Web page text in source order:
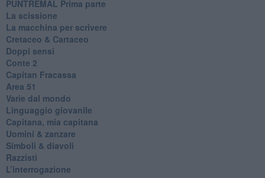
​PUNTREMAL Prima parte
La scissione
La macchina per scrivere
Cretaceo & Cartaceo
Doppi sensi
​Conte 2
​Capitan Fracassa
​Area 51
Varie dal mondo
​Linguaggio giovanile
​Capitana, mia capitana
Uomini & zanzare
​Simboli & diavoli
Razzisti
​L’interrogazione